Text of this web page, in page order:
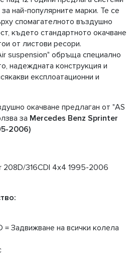
най-популярните марки. Те се
спомагателното въздушно
където стандартното окачване
от листови ресори.
suspension" обръща специално
надеждната конструкция и
експлоатационни и
окачване предлаган от "AS
за Mercedes Benz Sprinter
2006)
208D/316CDI 4x4 1995-2006
= Задвижване на всички колела